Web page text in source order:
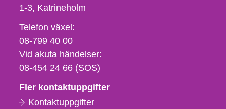
1-3 Katrineholm
Telefon,
fax
och
e-
Telefon växel:
08-799 40 00
Vid akuta händelser:
08-454 24 66 (SOS)
Fler kontaktuppgifter
Kontaktuppgifter